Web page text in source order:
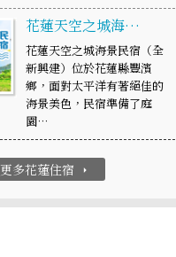
花蓮天空之城海…
花蓮天空之城海景民宿（全
新興建）位於花蓮縣豐濱
鄉，面對太平洋有著絕佳的
海景美色，民宿準備了庭
園…
更多花蓮住宿 arrow_right